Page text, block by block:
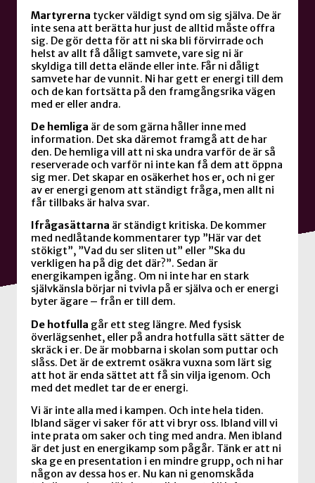
Martyrerna tycker väldigt synd om sig själva. De är
inte sena att berätta hur just de alltid måste offra
sig. De gör detta för att ni ska bli förvirrade och
helst av allt få dåligt samvete, vare sig ni är
skyldiga till detta elände eller inte. Får ni dåligt
samvete har de vunnit. Ni har gett er energi till dem
och de kan fortsätta på den framgångsrika vägen
med er eller andra.
De hemliga är de som gärna håller inne med
information. Det ska däremot framgå att de har
den. De hemliga vill att ni ska undra varför de är så
reserverade och varför ni inte kan få dem att öppna
sig mer. Det skapar en osäkerhet hos er, och ni ger
av er energi genom att ständigt fråga, men allt ni
får tillbaks är halva svar.
Ifrågasättarna är ständigt kritiska. De kommer
med nedlåtande kommentarer typ ”Här var det
stökigt”, ”Vad du ser sliten ut” eller ”Ska du
verkligen ha på dig det där?”. Sedan är
energikampen igång. Om ni inte har en stark
självkänsla börjar ni tvivla på er själva och er energi
byter ägare – från er till dem.
De hotfulla går ett steg längre. Med fysisk
överlägsenhet, eller på andra hotfulla sätt sätter de
skräck i er. De är mobbarna i skolan som puttar och
slåss. Det är de extremt osäkra vuxna som lärt sig
att hot är enda sättet att få sin vilja igenom. Och
med det medlet tar de er energi.
Vi är inte alla med i kampen. Och inte hela tiden.
Ibland säger vi saker för att vi bryr oss. Ibland vill vi
inte prata om saker och ting med andra. Men ibland
är det just en energikamp som pågår. Tänk er att ni
ska ge en presentation i en mindre grupp, och ni har
någon av dessa hos er. Nu kan ni genomskåda